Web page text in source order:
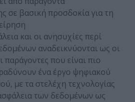
σε βασική προσδοκία για τη
και οι ανησυχίες περί
αναδεικνύονται ως οι
παράγοντες που είναι πιο
ένα έργο ψηφιακού
με τα στελέχη τεχνολογίας
των δεδομένων ως